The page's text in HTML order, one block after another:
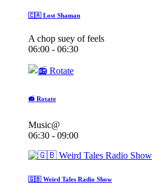
🇨🇦 Lost Shaman
A chop suey of feels
06:00 - 06:30
📻 Rotate
Music@
06:30 - 09:00
🇬🇧 Weird Tales Radio Show